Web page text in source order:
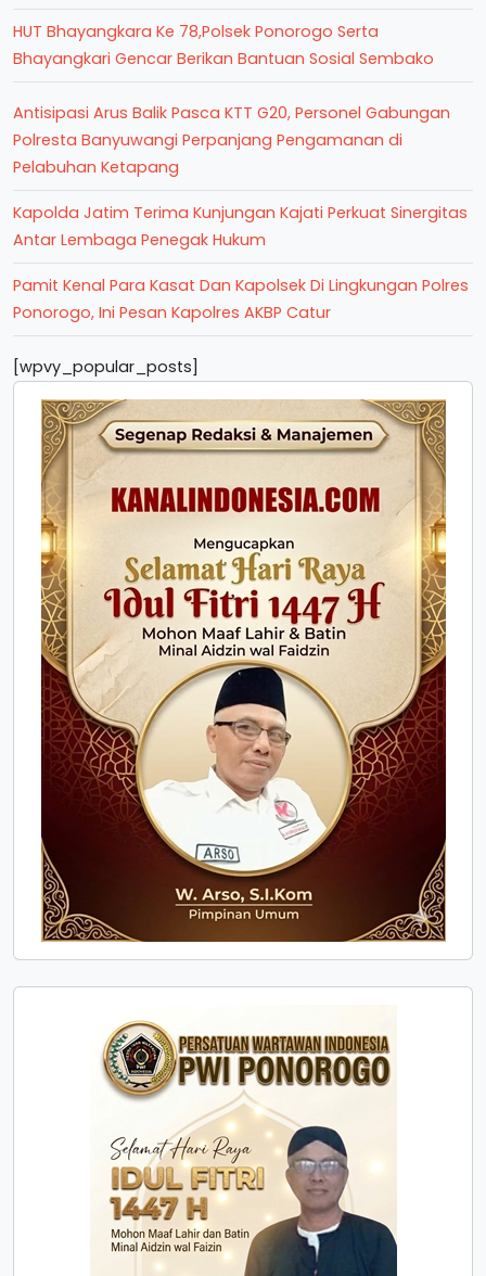
HUT Bhayangkara Ke 78,Polsek Ponorogo Serta
Bhayangkari Gencar Berikan Bantuan Sosial Sembako
Antisipasi Arus Balik Pasca KTT G20, Personel Gabungan
Polresta Banyuwangi Perpanjang Pengamanan di
Pelabuhan Ketapang
Kapolda Jatim Terima Kunjungan Kajati Perkuat Sinergitas
Antar Lembaga Penegak Hukum
Pamit Kenal Para Kasat Dan Kapolsek Di Lingkungan Polres
Ponorogo, Ini Pesan Kapolres AKBP Catur
[wpvy_popular_posts]